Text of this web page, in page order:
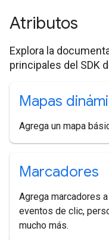
Atributos
Explora la
principales del SDK
Mapas
Agrega un mapa
Marcadores
Agrega marcadores
eventos de clic,
mucho más.